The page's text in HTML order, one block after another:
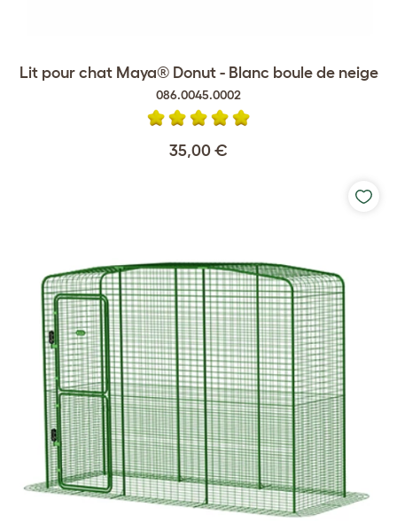
Lit pour chat Maya® Donut - Blanc boule de neige
086.0045.0002
35,00 €